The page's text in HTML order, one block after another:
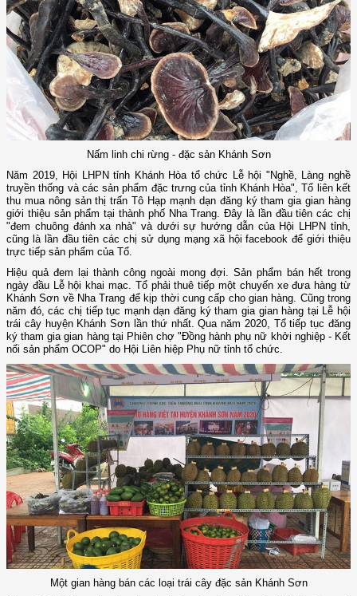
Nấm linh chi rừng - đặc sản Khánh Sơn
Năm 2019, Hội LHPN tỉnh Khánh Hòa tổ chức Lễ hội "Nghề, Làng nghề
truyền thống và các sản phẩm đặc trưng của tỉnh Khánh Hòa", Tổ liên kết
thu mua nông sản thị trấn Tô Hạp mạnh dạn đăng ký tham gia gian hàng
giới thiệu sản phẩm tại thành phố Nha Trang. Đây là lần đầu tiên các chị
"đem chuông đánh xa nhà" và dưới sự hướng dẫn của Hội LHPN tỉnh,
cũng là lần đầu tiên các chị sử dụng mạng xã hội facebook để giới thiệu
trực tiếp sản phẩm của Tổ.
Hiệu quả đem lại thành công ngoài mong đợi. Sản phẩm bán hết trong
ngày đầu Lễ hội khai mạc. Tổ phải thuê tiếp một chuyến xe đưa hàng từ
Khánh Sơn về Nha Trang để kịp thời cung cấp cho gian hàng. Cũng trong
năm đó, các chị tiếp tục mạnh dạn đăng ký tham gia gian hàng tại Lễ hội
trái cây huyện Khánh Sơn lần thứ nhất. Qua năm 2020, Tổ tiếp tục đăng
ký tham gia gian hàng tại Phiên chợ "Đồng hành phụ nữ khởi nghiệp - Kết
nối sản phẩm OCOP" do Hội Liên hiệp Phụ nữ tỉnh tổ chức.
Một gian hàng bán các loại trái cây đặc sản Khánh Sơn